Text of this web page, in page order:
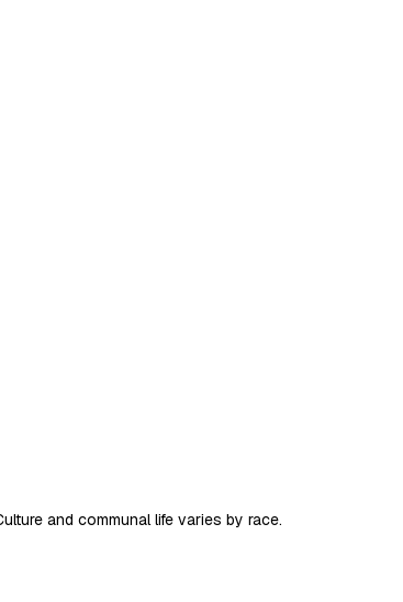
and communal life varies by race.